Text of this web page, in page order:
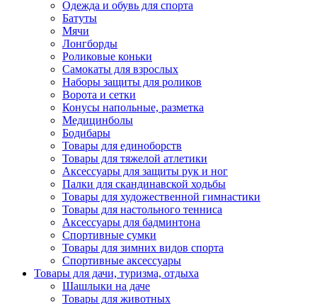
Одежда и обувь для спорта
Батуты
Мячи
Лонгборды
Роликовые коньки
Самокаты для взрослых
Наборы защиты для роликов
Ворота и сетки
Конусы напольные, разметка
Медицинболы
Бодибары
Товары для единоборств
Товары для тяжелой атлетики
Аксессуары для защиты рук и ног
Палки для скандинавской ходьбы
Товары для художественной гимнастики
Товары для настольного тенниса
Аксессуары для бадминтона
Спортивные сумки
Товары для зимних видов спорта
Спортивные аксессуары
Товары для дачи, туризма, отдыха
Шашлыки на даче
Товары для животных